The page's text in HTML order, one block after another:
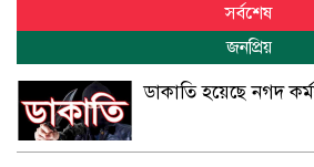
সর্বশেষ
জনপ্রিয়
ডাকাতি হয়েছে নগদ